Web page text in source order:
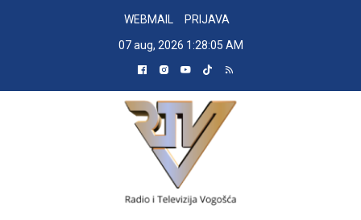
WEBMAIL
PRIJAVA
07 aug, 2026 1:28:06 AM